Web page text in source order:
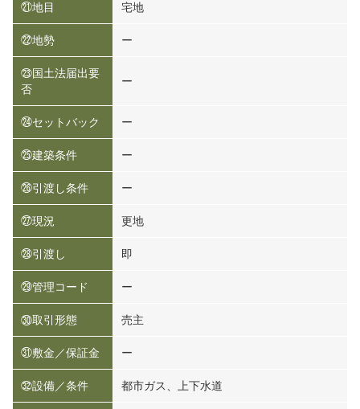
㉑地目 宅地
㉒地勢 ー
㉓国土法届出要
否
ー
㉔セットバック ー
㉕建築条件 ー
㉖引渡し条件 ー
㉗現況 更地
㉘引渡し 即
㉙管理コード ー
㉚取引形態 売主
㉛敷金／保証金 ー
㉜設備／条件 都市ガス、上下水道